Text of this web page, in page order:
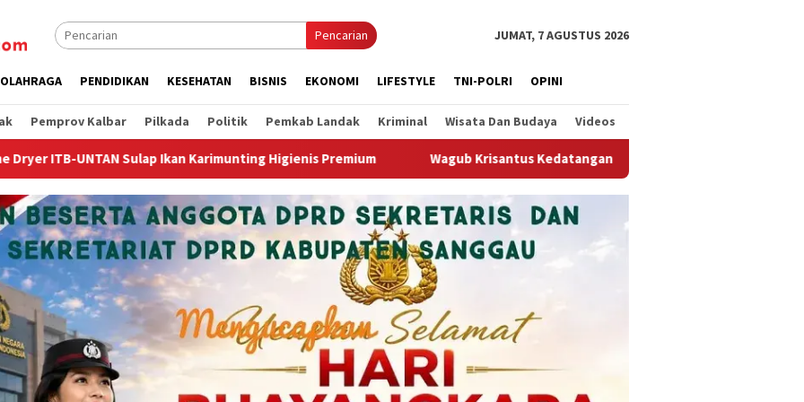
Pencarian JUMAT, 7 AGUSTUS 2026
OLAHRAGA PENDIDIKAN KESEHATAN BISNIS EKONOMI LIFESTYLE TNI-POLRI OPINI
Pemprov Kalbar Pilkada Politik Pemkab Landak Kriminal Wisata Dan Budaya Videos
Karimunting Higienis Premium Wagub Krisantus Kedatangan Kepala Staf Kepresidenan, Tegaskan Komitmen